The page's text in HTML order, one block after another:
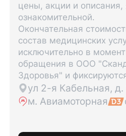
цены, акции и описания,
ознакомительной.
Окончательная
состав медицинских
исключительно в
обращения в ООО
Здоровья" и
ул 2-я Кабельная,
м. Авиамоторная